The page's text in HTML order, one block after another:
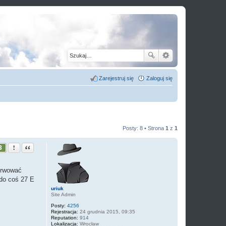
Zaloguj się
Zarejestruj się
Posty: 8 • Strona 1 z 1
uriuk
Site Admin
Posty: 4256
Rejestracja: 24 grudnia 2015, 09:35
Reputation: 914
Lokalizacja: Wrocław
Zgłoś ten post
Cytuj
coś 27 E